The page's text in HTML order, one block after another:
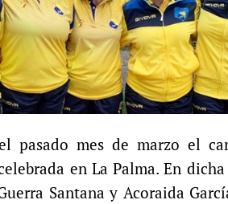
pasado mes de marzo el
en La Palma. En
Santana y Acoraida